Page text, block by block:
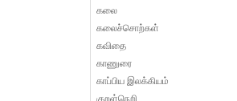
கலை
கலைச்சொற்கள்
கவிதை
காணுரை
காப்பிய இலக்கியம்
குறள்நெறி